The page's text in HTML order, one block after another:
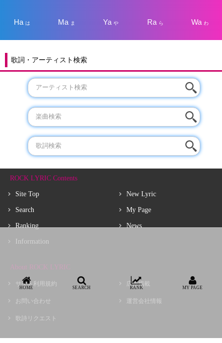
Haは Ma ま Yaや Ra ら Wa わ
歌詞・アーティスト検索
ROCK LYRIC Contents
Site Top
Search
Ranking
Information
New Lyric
My Page
News
About ROCK LYRIC
サイト利用規約
お問い合わせ
歌詩リクエスト
広告掲載
運営会社情報
HOME SEARCH RANK MY PAGE